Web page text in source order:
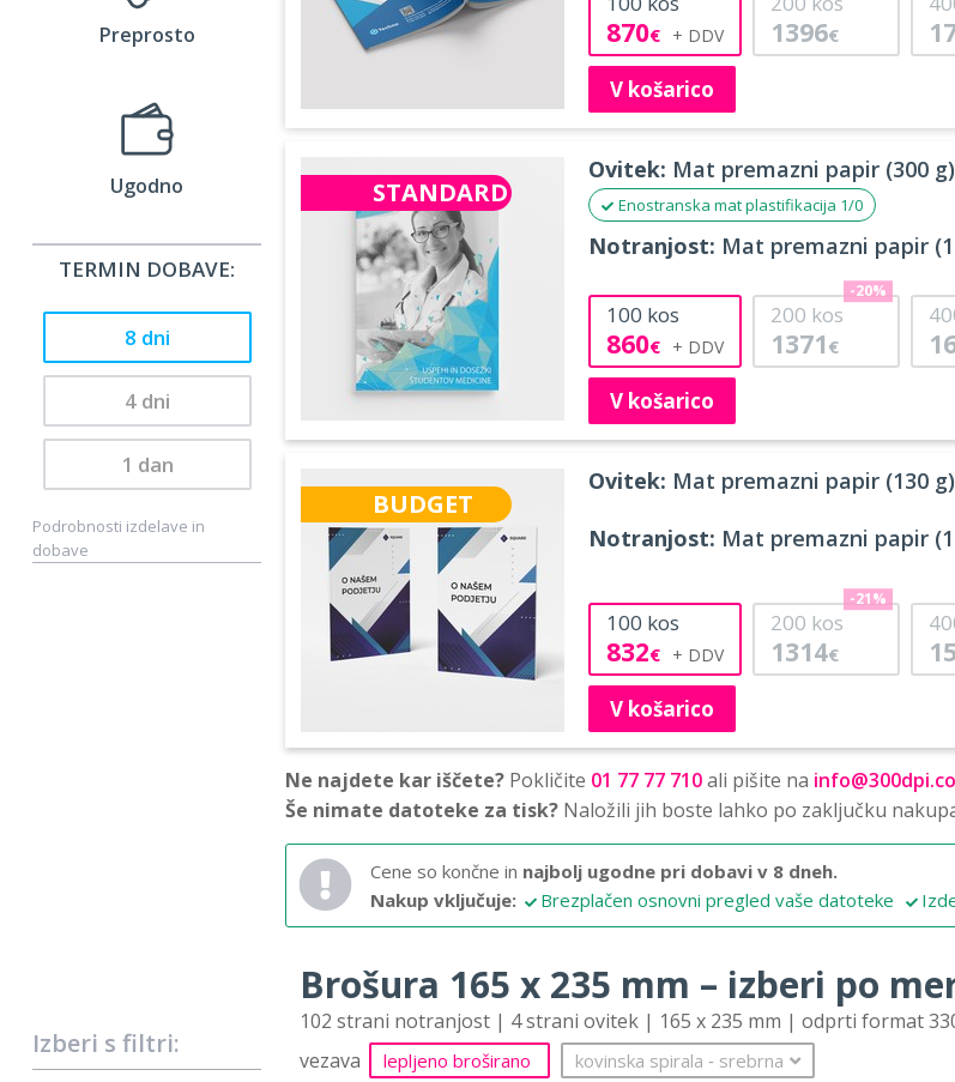
Preprosto
Ugodno
TERMIN DOBAVE:
8 dni
4 dni
1 dan
Podrobnosti izdelave in
dobave
Izberi s filtri:
870€ 1396€
V košarico
STANDARD
Ovitek: Mat premazni papir (300 g)
Enostranska mat plastifikacija 1/0
Notranjost: Mat premazni papir
100 kos
860€
200 kos
1371 €
-20%
V košarico
BUDGET
Ovitek: Mat premazni papir (130 g)
Notranjost: Mat premazni papir
100 kos
832€
200 kos
1314€
-21%
V košarico
Ne najdete kar iščete? Pokličite 01 77 77 710ali pišite na
Še nimate datoteke za tisk? Naložili jih boste lahko po zaključku
Cene so končne in najbolj ugodne pri dobavi v 8 dneh.
Nakup vključuje:
Brezplačen osnovni pregled vaše datoteke
Brošura 165 x 235 mm – izberi po
102 strani notranjost | 4 strani ovitek | 165 x 235 mm | odprti format
vezava
lepljeno broširano kovinska spirala ‐ srebrna